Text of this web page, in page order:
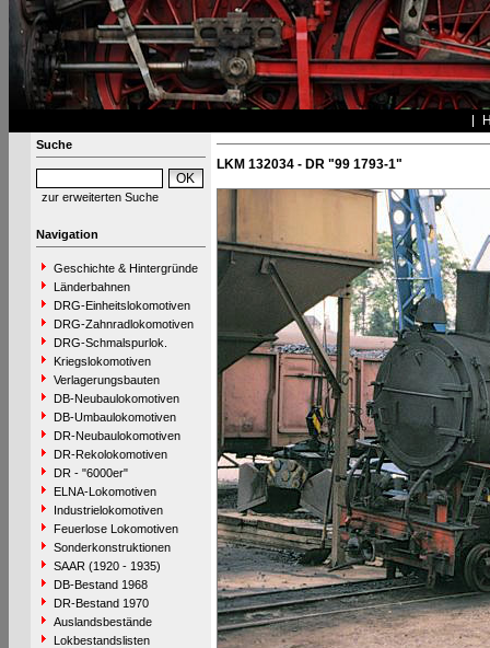
Suche
zur erweiterten Suche
Navigation
Geschichte & Hintergründe
Länderbahnen
DRG-Einheitslokomotiven
DRG-Zahnradlokomotiven
DRG-Schmalspurlok.
Kriegslokomotiven
Verlagerungsbauten
DB-Neubaulokomotiven
DB-Umbaulokomotiven
DR-Neubaulokomotiven
DR-Rekolokomotiven
DR - "6000er"
ELNA-Lokomotiven
Industrielokomotiven
Feuerlose Lokomotiven
Sonderkonstruktionen
SAAR (1920 - 1935)
DB-Bestand 1968
DR-Bestand 1970
Auslandsbestände
Lokbestandslisten
LKM 132034 - DR "99 1793-1"